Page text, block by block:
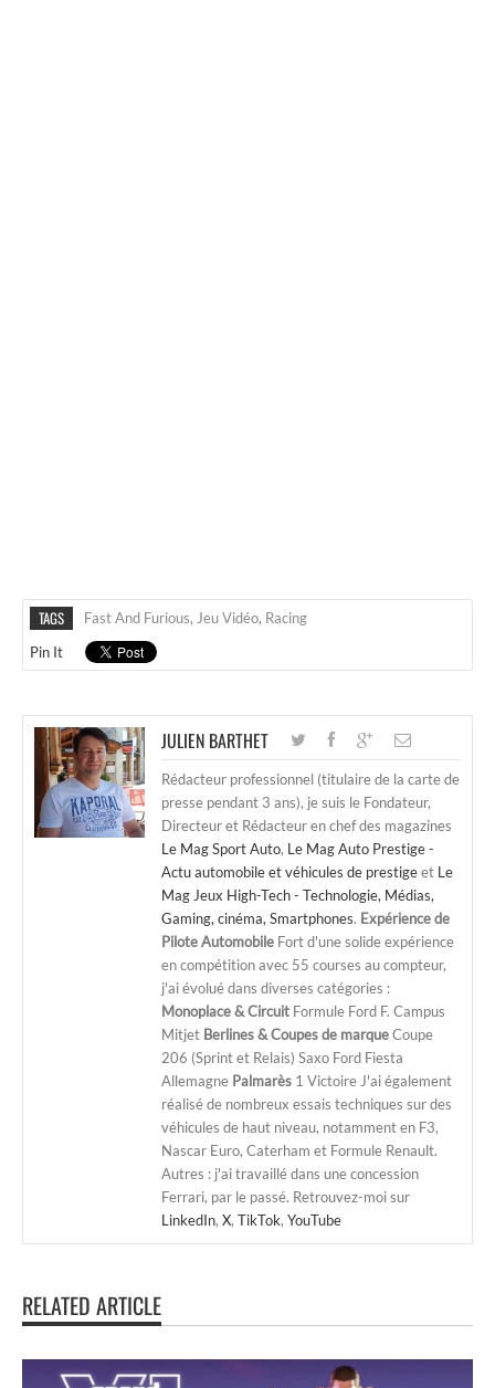
TAGS Fast And Furious, Jeu Vidéo, Racing
Pin It
JULIEN BARTHET
Rédacteur professionnel (titulaire de la carte de
presse pendant 3 ans), je suis le Fondateur,
Directeur et Rédacteur en chef des magazines
Le Mag Sport Auto, Le Mag Auto Prestige -
Actu automobile et véhicules de prestigeet Le
Mag Jeux High-Tech - Technologie, Médias,
Gaming, cinéma, Smartphones. Expérience de
Pilote Automobile Fort d'une solide expérience
en compétition avec 55 courses au compteur,
j'ai évolué dans diverses catégories :
Monoplace & Circuit Formule Ford F. Campus
Mitjet Berlines & Coupes de marqueCoupe
206 (Sprint et Relais) Saxo Ford Fiesta
Allemagne Palmarès 1 Victoire J'ai également
réalisé de nombreux essais techniques sur des
véhicules de haut niveau, notamment en F3,
Nascar Euro, Caterham et Formule Renault.
Autres : j'ai travaillé dans une concession
Ferrari, par le passé. Retrouvez-moi sur
LinkedIn, X, TikTok, YouTube
RELATED ARTICLE